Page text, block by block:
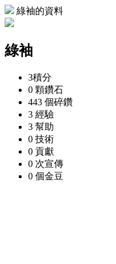
綠袖的資料
綠袖
3積分
0 顆鑽石
443 個碎鑽
3 經驗
3 幫助
0 技術
0 貢獻
0 次宣傳
0 個金豆